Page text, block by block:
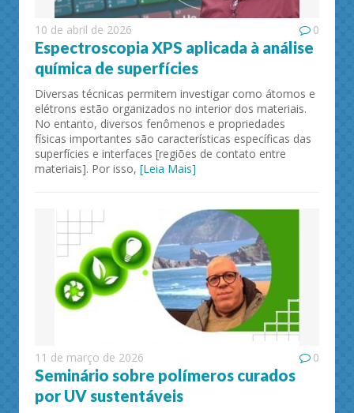
10 de abril de 2026 0
Espectroscopia XPS aplicada à análise
química de superfícies
Diversas técnicas permitem investigar como átomos e
elétrons estão organizados no interior dos materiais.
No entanto, diversos fenômenos e propriedades
físicas importantes são características específicas das
superfícies e interfaces [regiões de contato entre
materiais]. Por isso, [Leia Mais]
11 de março de 2026 0
Seminário sobre polímeros curados
por UV sustentáveis